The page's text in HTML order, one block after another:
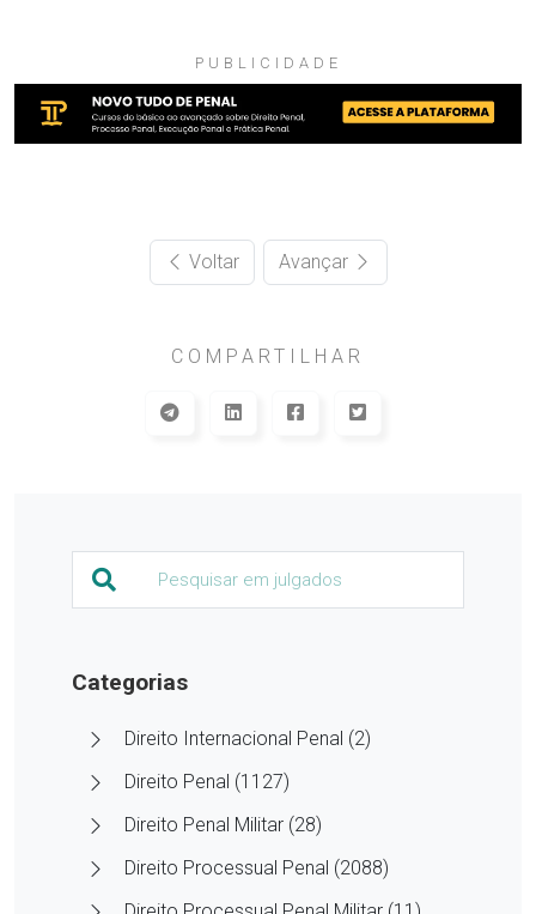
PUBLICIDADE
Voltar Avançar
COMPARTILHAR
Categorias
Direito Internacional Penal (2)
Direito Penal (1127)
Direito Penal Militar (28)
Direito Processual Penal (2088)